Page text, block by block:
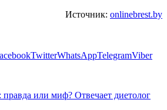
Источник: onlinebrest.by
TwitterWhatsAppTelegramViber
или миф? Отвечает диетолог